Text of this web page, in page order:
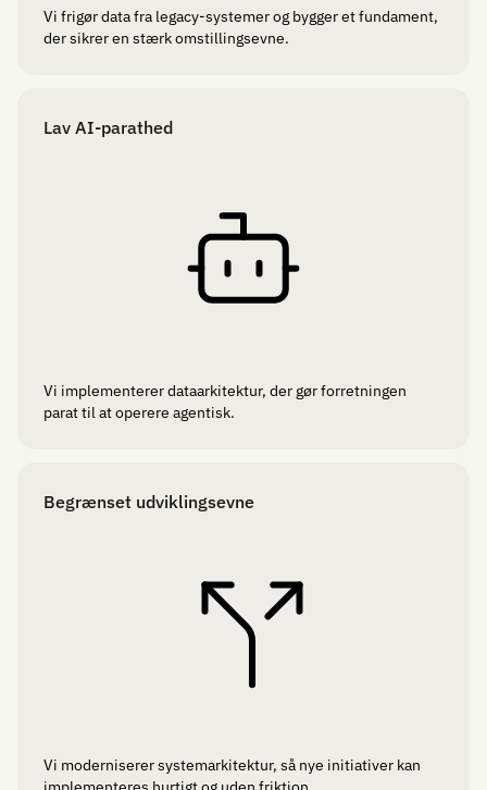
Vi frigør data fra legacy-systemer og bygger et fundament,
der sikrer en stærk omstillingsevne.
Lav AI-parathed
Vi implementerer dataarkitektur, der gør forretningen
parat til at operere agentisk.
Begrænset udviklingsevne
Vi moderniserer systemarkitektur, så nye initiativer kan